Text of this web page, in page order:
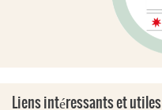
Liens intéressants et utiles